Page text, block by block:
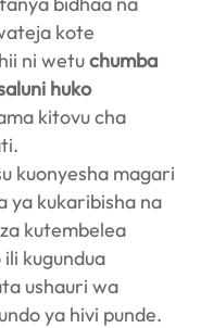
kote
ni wetuchumba
huko
kitovu cha
kuonyesha magari
ya kukaribisha na
kutembelea
kugundua
ushauri wa
ya hivi punde.